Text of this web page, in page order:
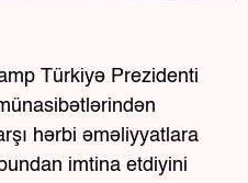
Türkiyə Prezidenti
hərbi əməliyyatlara
imtina etdiyini